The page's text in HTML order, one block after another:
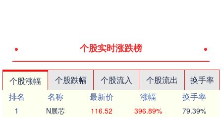
个股实时涨跌榜
个股涨幅 个股跌幅 个股流入 个股流出
换手率
排名
名称 最新价 涨幅
换手率
1
N展芯 116.52 396.89% 79.39%